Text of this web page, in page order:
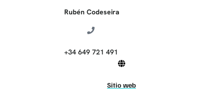
Rubén Codeseira
+34 649 721 491
Sitio web